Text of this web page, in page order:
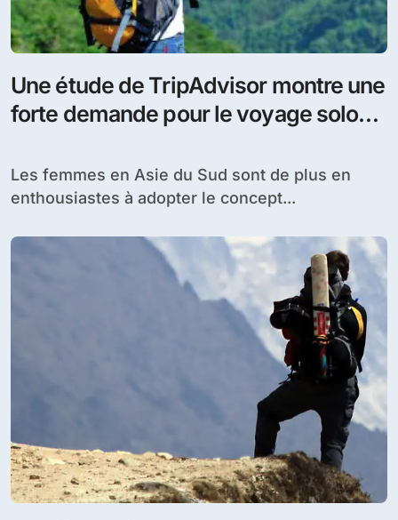
Une étude de TripAdvisor montre une
forte demande pour le voyage solo
Les femmes en Asie du Sud sont de plus en
enthousiastes à adopter le concept...